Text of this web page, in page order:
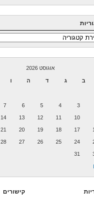
אוגוסט 2026
ב ג ד ה ו
3
4
5
6
7
10
11
12
13
14
17
18
19
20
21
24
25
26
27
28
31
קישורים